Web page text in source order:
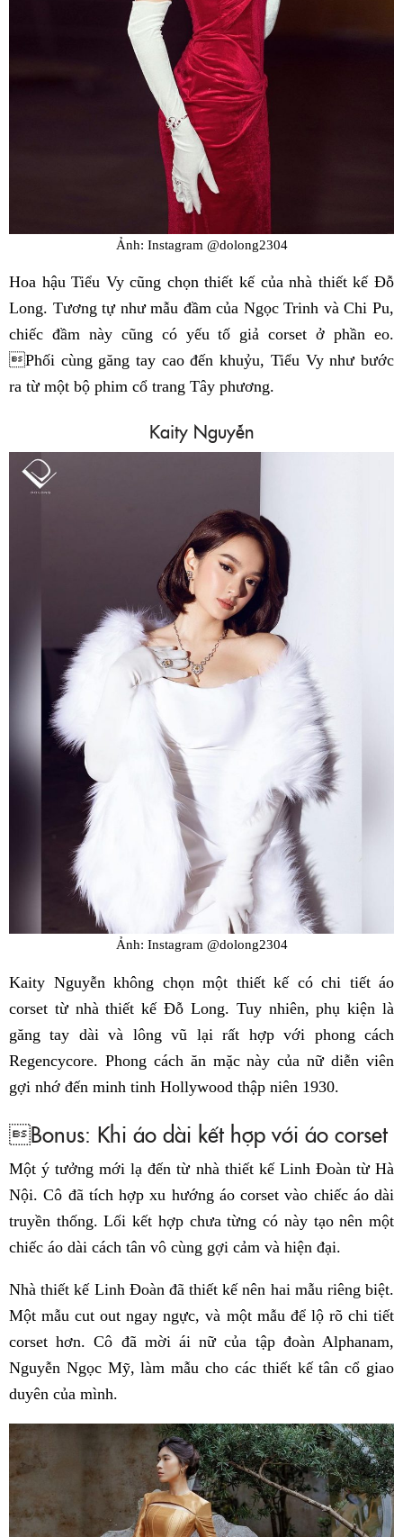
Ảnh: Instagram @dolong2304
Hoa hậu Tiểu Vy cũng chọn thiết kế của nhà thiết kế Đỗ
Long. Tương tự như mẫu đầm của Ngọc Trinh và Chi Pu,
chiếc đầm này cũng có yếu tố giả corset ở phần eo.
Phối cùng găng tay cao đến khuỷu, Tiểu Vy như bước
ra từ một bộ phim cổ trang Tây phương.
Kaity Nguyễn
Ảnh: Instagram @dolong2304
Kaity Nguyễn không chọn một thiết kế có chi tiết áo
corset từ nhà thiết kế Đỗ Long. Tuy nhiên, phụ kiện là
găng tay dài và lông vũ lại rất hợp với phong cách
Regencycore. Phong cách ăn mặc này của nữ diễn viên
gợi nhớ đến minh tinh Hollywood thập niên 1930.
Bonus: Khi áo dài kết hợp với áo corset
Một ý tưởng mới lạ đến từ nhà thiết kế Linh Đoàn từ Hà
Nội. Cô đã tích hợp xu hướng áo corset vào chiếc áo dài
truyền thống. Lối kết hợp chưa từng có này tạo nên một
chiếc áo dài cách tân vô cùng gợi cảm và hiện đại.
Nhà thiết kế Linh Đoàn đã thiết kế nên hai mẫu riêng biệt.
Một mẫu cut out ngay ngực, và một mẫu để lộ rõ chi tiết
corset hơn. Cô đã mời ái nữ của tập đoàn Alphanam,
Nguyễn Ngọc Mỹ, làm mẫu cho các thiết kế tân cổ giao
duyên của mình.